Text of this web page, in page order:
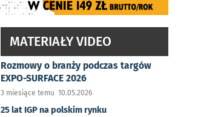
MATERIAŁY VIDEO
Rozmowy o branży podczas targów
EXPO-SURFACE 2026
3 miesiące temu 10.05.2026
25 lat IGP na polskim rynku